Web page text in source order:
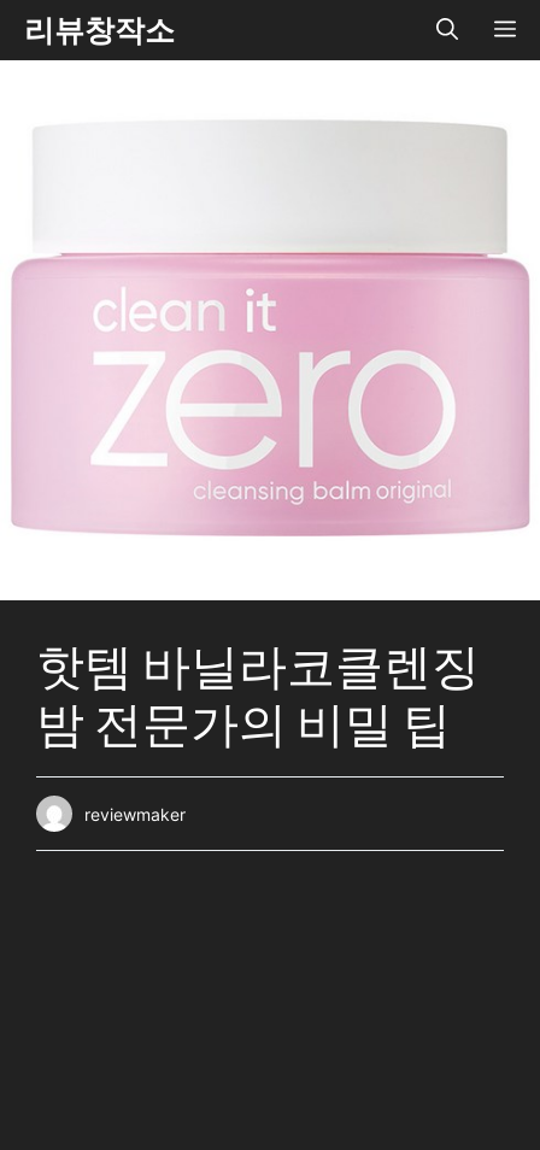
Skip리뷰창작소
핫템 바닐라코클렌징
밤 전문가의 비밀 팁
reviewmaker